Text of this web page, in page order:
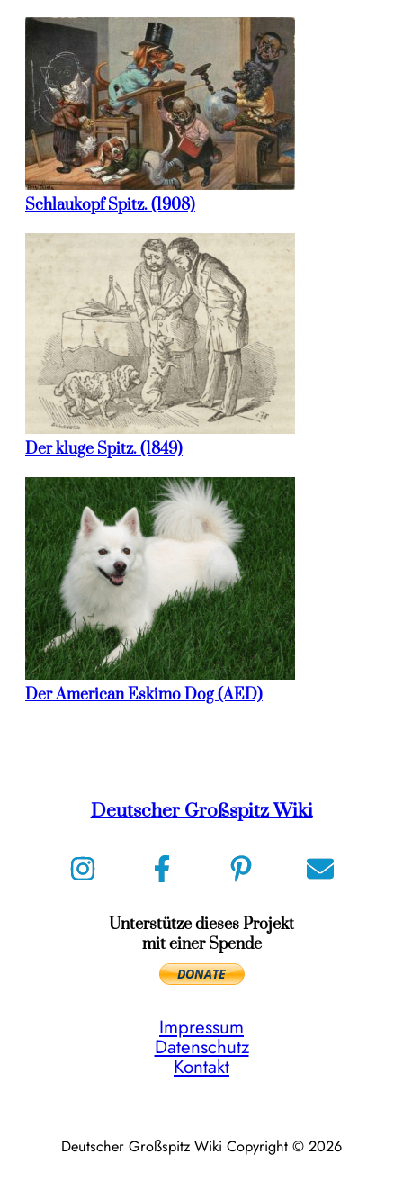
Schlaukopf Spitz. (1908)
Der kluge Spitz. (1849)
Der American Eskimo Dog (AED)
Deutscher Großspitz Wiki
Unterstütze dieses Projekt
mit einer Spende
Impressum
Datenschutz
Kontakt
Deutscher Großspitz Wiki Copyright © 2026